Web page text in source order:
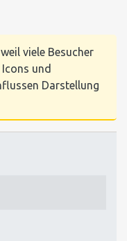
viele Besucher
und
Darstellung